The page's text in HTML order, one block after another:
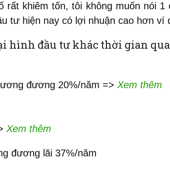
khiêm tốn, tôi không muốn nói
tư hiện nay có lợi nhuận cao hơn ví
hình đầu tư khác thời gian qua
đương 20%/năm =>Xem thêm
Xem thêm
đương lãi 37%/năm